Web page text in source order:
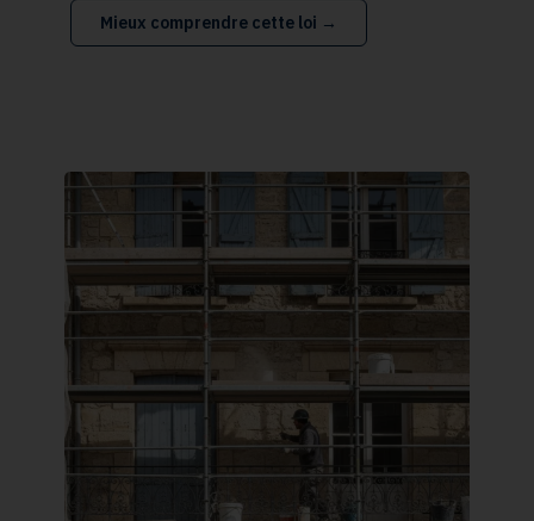
Mieux comprendre cette loi →